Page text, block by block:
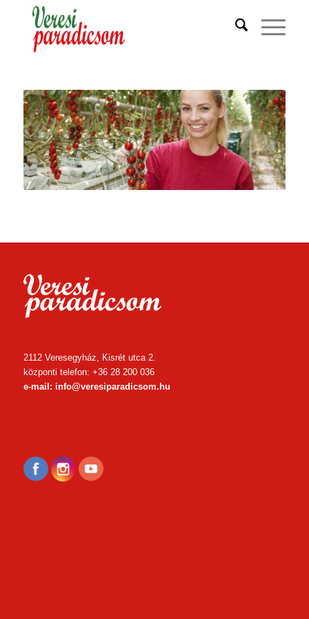
2112 Veresegyház, Kisrét utca 2.
központi telefon: +36 28 200 036
e-mail: info@veresiparadicsom.hu